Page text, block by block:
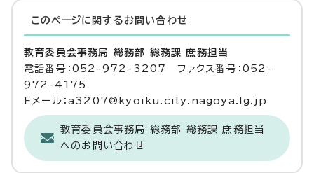
このページに関する お問い合わせ
教育委員会事務局 総務部 総務課 庶務担当
電話番号：052-972-3207 ファクス番号：052-
972-4175
Eメール：a3207@kyoiku.city.nagoya.lg.jp
教育委員会事務局 総務部 総務課 庶務担当
へのお問い合わせ